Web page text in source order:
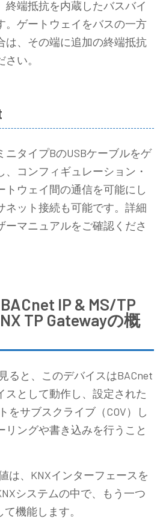
終端抵抗を内蔵したバスバイ
。ゲートウェイをバスの一方
は、その端に追加の終端抵抗
い。
ニタイプBのUSBケーブルをゲ
、コンフィギュレーション・
トウェイ間の通信を可能にし
ネット接続も可能です。詳細
ーマニュアルをご確認くださ
IP & MS/TP
TP Gatewayの概
ると、このデバイスはBACnet
スとして動作し、設定された
をサブスクライブ（COV）し
リングや書き込みを行うこと
は、KNXインターフェースを
システムの中で、もう一つ
機能します。